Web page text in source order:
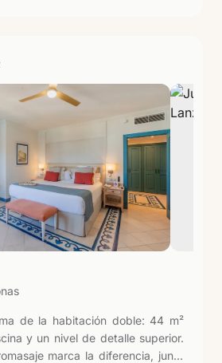
de la habitación doble: 44 m²
y un nivel de detalle superior.
marca la diferencia, junto